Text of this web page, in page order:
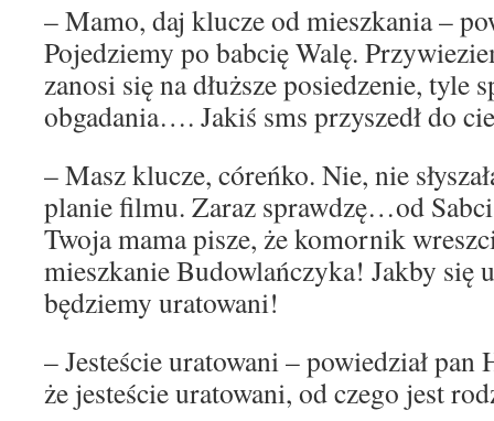
– Mamo, daj klucze od mieszkania –
Pojedziemy po babcię Walę.
zanosi się na dłuższe posiedzenie, tyle
obgadania…. Jakiś sms przyszedł do
– Masz klucze, córeńko. Nie, nie
planie filmu. Zaraz sprawdzę…od
Twoja mama pisze, że komornik
mieszkanie Budowlańczyka! Jakby się
będziemy uratowani!
– Jesteście uratowani – powiedział
że jesteście uratowani, od czego jest